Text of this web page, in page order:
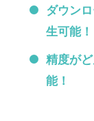
ダウン
生可能！
精度が
能！